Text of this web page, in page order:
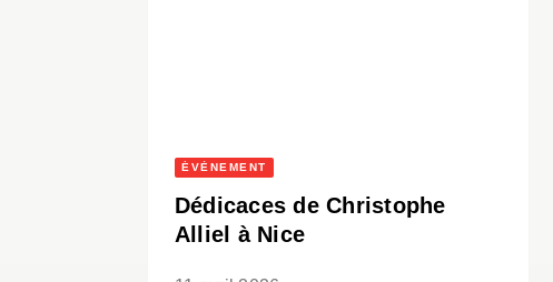
ÉVÈNEMENT
Dédicaces de Christophe
Alliel à Nice